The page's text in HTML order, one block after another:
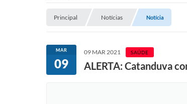
Principal Notícias Notícia
MAR
09
09 MAR 2021 SAÚDE
ALERTA: Catanduva